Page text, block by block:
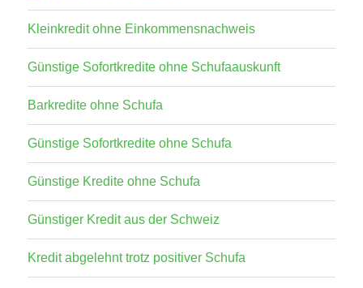
Kleinkredit ohne Einkommensnachweis
Günstige Sofortkredite ohne Schufaauskunft
Barkredite ohne Schufa
Günstige Sofortkredite ohne Schufa
Günstige Kredite ohne Schufa
Günstiger Kredit aus der Schweiz
Kredit abgelehnt trotz positiver Schufa